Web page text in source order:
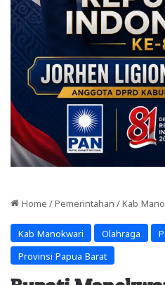
Home / Pemerintahan / Kab
Kab Manokwari Olahraga
Provinsi Papua Barat